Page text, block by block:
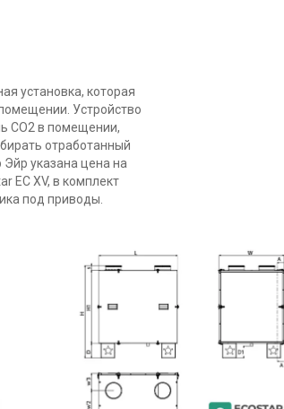
установка, которая
Устройство
CO2 в помещении,
отработанный
Эйр указана цена на
EC XV, в комплект
под приводы.